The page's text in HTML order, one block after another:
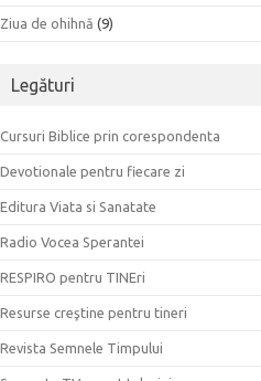
Ziua de ohihnă (9)
Legături
Cursuri Biblice prin corespondenta
Devotionale pentru fiecare zi
Editura Viata si Sanatate
Radio Vocea Sperantei
RESPIRO pentru TINEri
Resurse creştine pentru tineri
Revista Semnele Timpului